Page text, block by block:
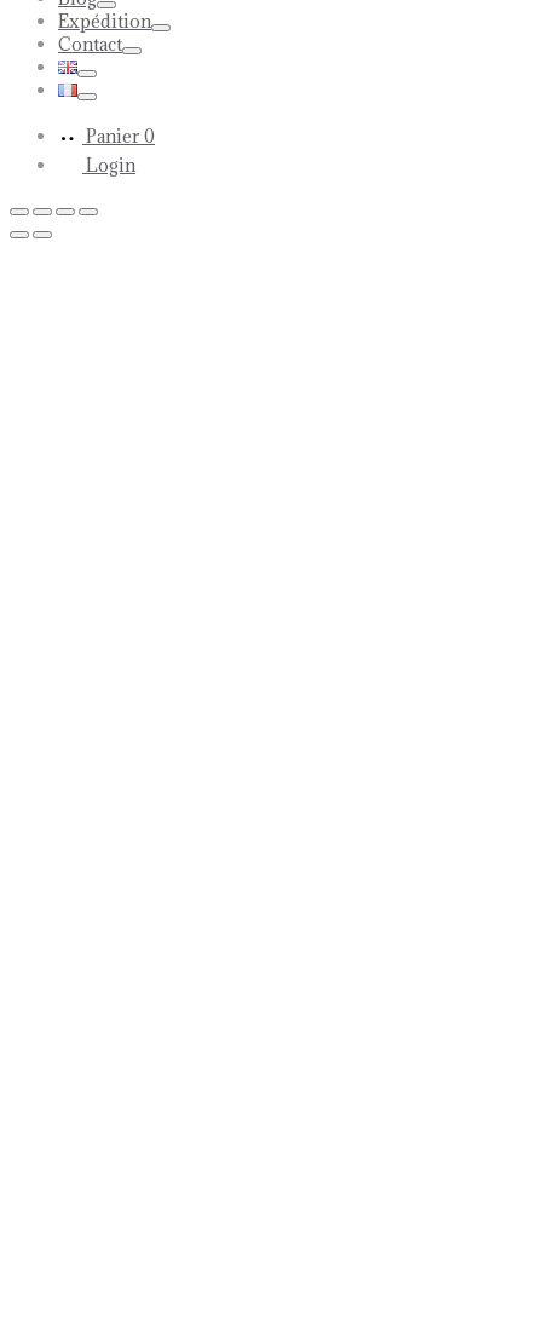
Toggle
Expédition
Toggle
Contact
Toggle
Toggle
Toggle
Panier 0
Login